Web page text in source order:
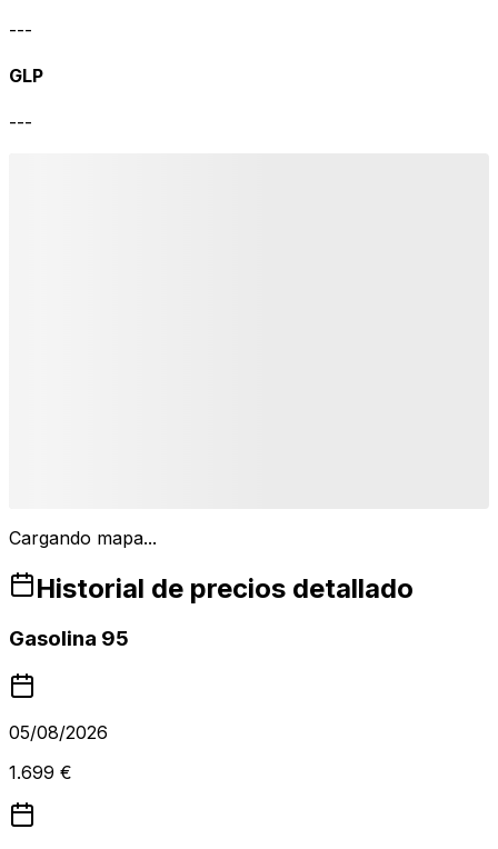
---
GLP
---
Cargando mapa...
Historial de precios detallado
Gasolina 95
05/08/2026
1.699 €